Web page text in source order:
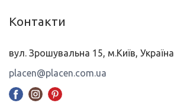
Контакти
вул. Зрошувальна 15, м.Київ, Україна
placen@placen.com.ua